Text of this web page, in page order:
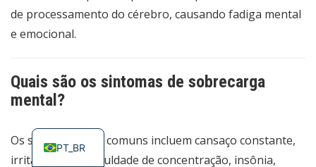
de processamento do cérebro, causando fadiga mental
e emocional.
Quais são os sintomas de sobrecarga
mental?
Os sintomas mais comuns incluem cansaço constante,
irritabilidade, dificuldade de concentração, insônia,
PT_BR
ES